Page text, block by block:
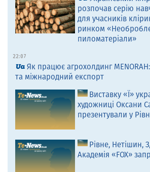
розпочав серію
для учасників
ринком
пиломатеріали»
22:07
Як працює агрохолдинг
та міжнародний експорт
Виставку «Ї»
художниці Оксани
презентували у
Рівне, Нетішин,
Академія «FOX»